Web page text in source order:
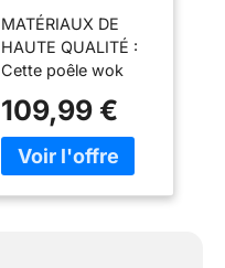
Cm À Fond
Rond En Acier
Au Carbone
MATÉRIAUX DE
HAUTE QUALITÉ :
Cette poêle wok
fabriqué en acier au
carbone noir de
calibre 15, très
109,99 €